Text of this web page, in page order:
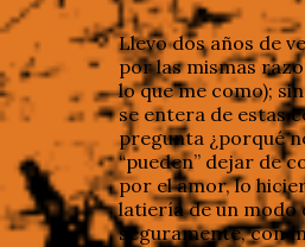
Llevo dos años de
por las mismas
lo que me como);
se entera de estas
pregunta ¿porqué
“pueden” dejar de
por el amor, lo
latiería de un modo
seguramente, con